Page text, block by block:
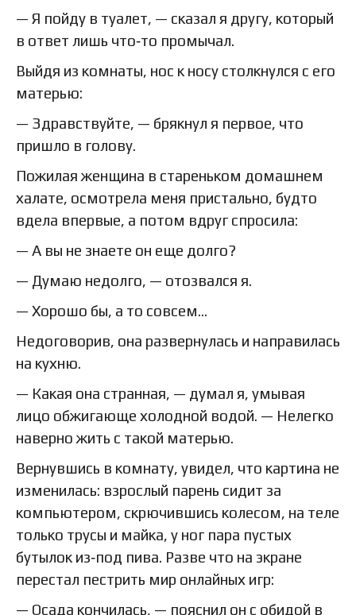
— Я пойду в туалет, — сказал я другу, который
в ответ лишь что‑то промычал.
Выйдя из комнаты, нос к носу столкнулся с его
матерью:
— Здравствуйте, — брякнул я первое, что
пришло в голову.
Пожилая женщина в стареньком домашнем
халате, осмотрела меня пристально, будто
вдела впервые, а потом вдруг спросила:
— А вы не знаете он еще долго?
— Думаю недолго, — отозвался я.
— Хорошо бы, а то совсем…
Недоговорив, она развернулась и направилась
на кухню.
— Какая она странная, — думал я, умывая
лицо обжигающе холодной водой. — Нелегко
наверно жить с такой матерью.
Вернувшись в комнату, увидел, что картина не
изменилась: взрослый парень сидит за
компьютером, скрючившись колесом, на теле
только трусы и майка, у ног пара пустых
бутылок из‑под пива. Разве что на экране
перестал пестрить мир онлайных игр:
— Осада кончилась, — пояснил он с обидой в